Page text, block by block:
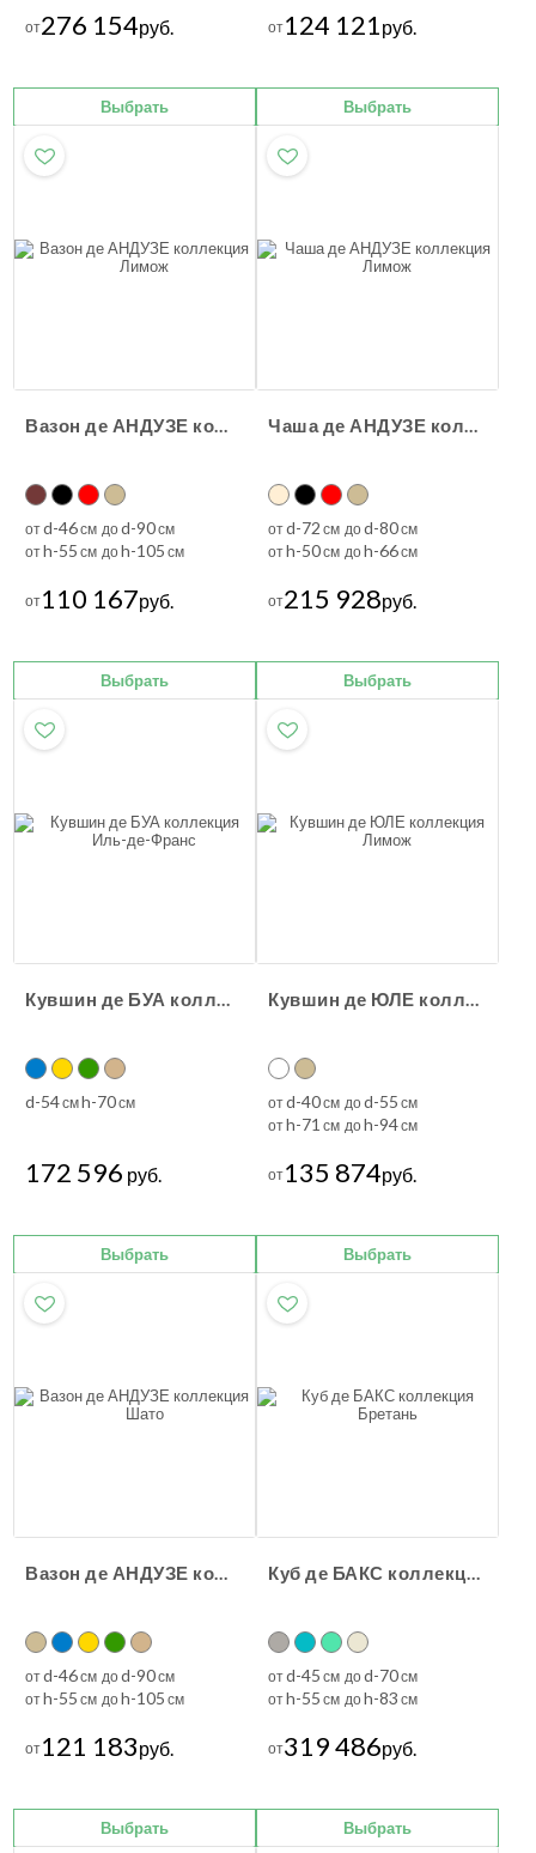
от276 154руб.
Выбрать
от124 121руб.
Выбрать
Вазон де АНДУЗЕ коллекция Лимож
отd-46см доd-90см
отh-55 см доh-105 см
от110 167руб.
Выбрать
Чаша де АНДУЗЕ коллекция Лимож
отd-72 см доd-80см
отh-50см доh-66см
от215 928руб.
Выбрать
Кувшин де БУА коллекция Иль-де-Франс
d-54смh-70см
172 596 руб.
Выбрать
Кувшин де ЮЛЕ коллекция Лимож
отd-40см доd-55 см
отh-71 см доh-94см
от135 874руб.
Выбрать
Вазон де АНДУЗЕ коллекция Шато
отd-46см доd-90см
отh-55 см доh-105 см
от121 183руб.
Выбрать
Куб де БАКС коллекция Бретань
отd-45 см доd-70см
отh-55 см доh-83 см
от319 486руб.
Выбрать